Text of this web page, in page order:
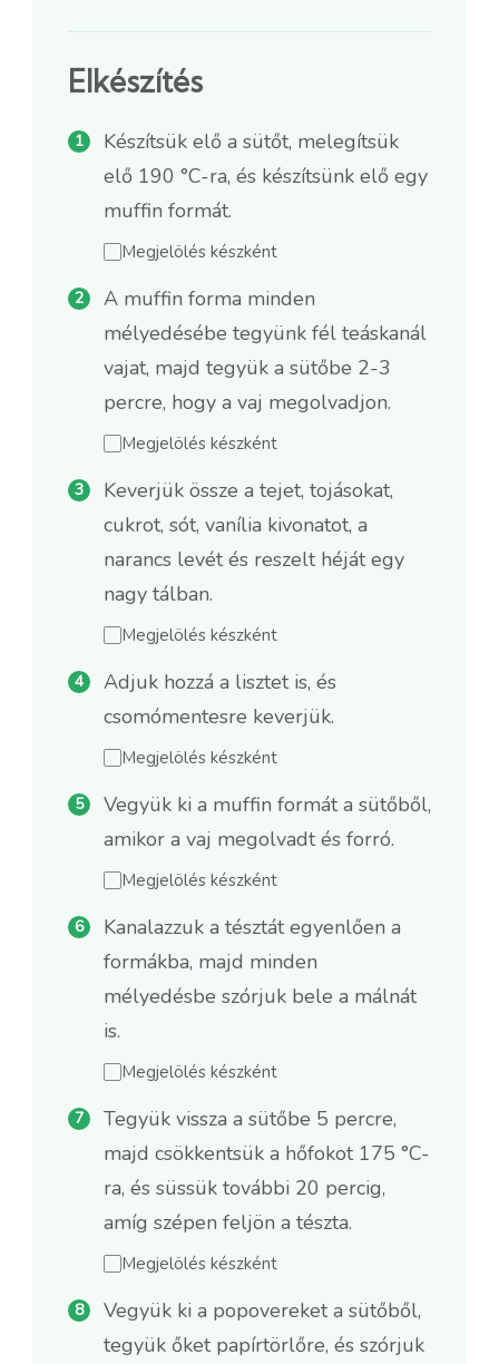
Elkészítés
Készítsük elő a sütőt, melegítsük
elő 190 °C-ra, és készítsünk elő egy
muffin formát.
Megjelölés készként
A muffin forma minden
mélyedésébe tegyünk fél teáskanál
vajat, majd tegyük a sütőbe 2-3
percre, hogy a vaj megolvadjon.
Megjelölés készként
Keverjük össze a tejet, tojásokat,
cukrot, sót, vanília kivonatot, a
narancs levét és reszelt héját egy
nagy tálban.
Megjelölés készként
Adjuk hozzá a lisztet is, és
csomómentesre keverjük.
Megjelölés készként
Vegyük ki a muffin formát a sütőből,
amikor a vaj megolvadt és forró.
Megjelölés készként
Kanalazzuk a tésztát egyenlően a
formákba, majd minden
mélyedésbe szórjuk bele a málnát
is.
Megjelölés készként
Tegyük vissza a sütőbe 5 percre,
majd csökkentsük a hőfokot 175 °C-
ra, és süssük további 20 percig,
amíg szépen feljön a tészta.
Megjelölés készként
Vegyük ki a popovereket a sütőből,
tegyük őket papírtörlőre, és szórjuk